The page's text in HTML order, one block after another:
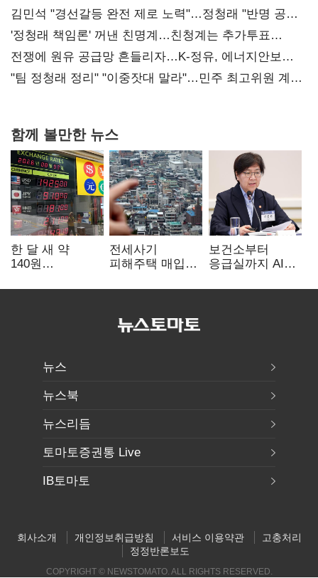
김민석 "경선갈등 완전 제로 노력"…정청래 "반명 공세
사과부터"
'정청래 책임론' 꺼낸 친명계…친청계는 추가투표
때리기
전쟁에 원유 공급망 흔들리자…K-정유, 에너지안보
핵심으로 재부상
"팀 정청래 정리" "이중잣대 말라"…민주 최고위원 계파
함께 볼만한 뉴스
한 달 새 약
140원
엔저'에 원화
전세사기
피해주택 매입
누적 피해자
보건소부터
응급실까지 AI
혁신 본격화
뉴스
뉴스북
뉴스리듬
토마토증권통 Live
IB토마토
회사소개 개인정보취급방침 서비스 이용약관
고충처리
정정반론보도
COPYRIGHT © NEWSTOMATO. ALL RIGHTS RESERVED.